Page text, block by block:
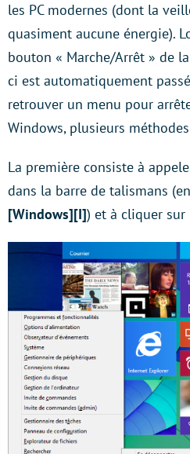
les PC modernes (dont la
quasiment aucune énergie).
bouton « Marche/Arrêt » de
ci est automatiquement
retrouver un menu pour
Windows, plusieurs
La première consiste à
dans la barre de talismans
[Windows][I]) et à cliquer sur